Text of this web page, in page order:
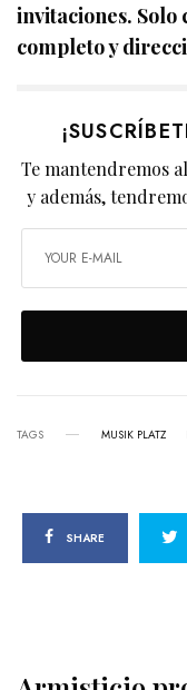
invitaciones. Solo
completo y
Te mantendremos
y además,
TAGS MUSIK PLATZ
SHARE